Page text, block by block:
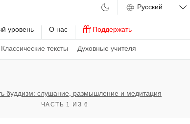
Классические тексты Духовные учителя
уровень О нас Поддержать
буддизм: слушание, размышление и медитация
ЧАСТЬ 1 ИЗ 6